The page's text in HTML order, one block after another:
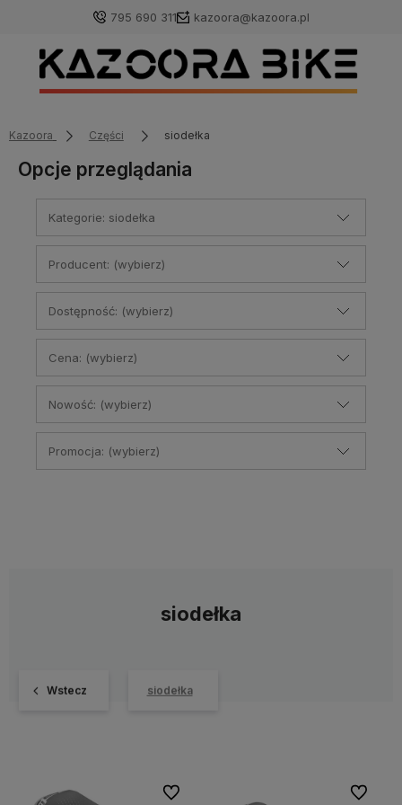
795 690 311 kazoora@kazoora.pl
Kazoora Części siodełka
Opcje przeglądania
Kategorie: siodełka
Producent: (wybierz)
Dostępność: (wybierz)
Cena: (wybierz)
Nowość: (wybierz)
Promocja: (wybierz)
siodełka
Wstecz siodełka
Do ulubionych Do